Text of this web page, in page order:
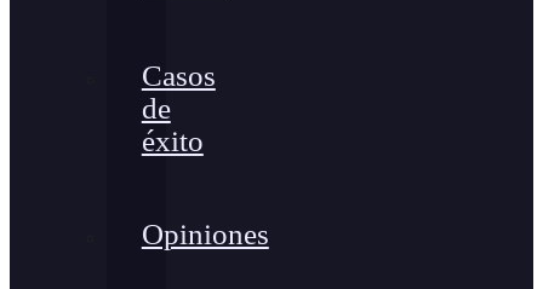
Casos
de
éxito
Opiniones